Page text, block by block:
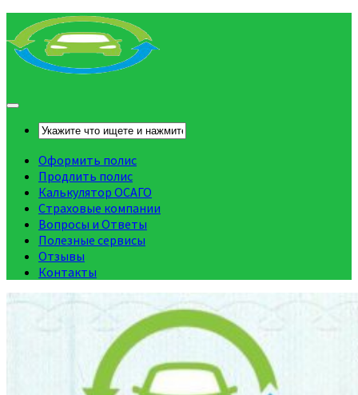
Оформить полис
Продлить полис
Калькулятор ОСАГО
Страховые компании
Вопросы и Ответы
Полезные сервисы
Отзывы
Контакты